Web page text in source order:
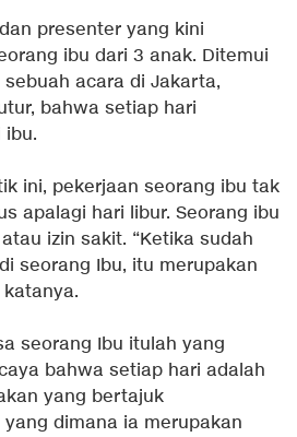
presenter yang kini
ibu dari 3 anak. Ditemui
acara di Jakarta,
bahwa setiap hari
ibu.
ini, pekerjaan seorang ibu tak
apalagi hari libur. Seorang ibu
izin sakit. “Ketika sudah
seorang Ibu, itu merupakan
seorang Ibu itulah yang
bahwa setiap hari adalah
yang bertajuk
yang dimana ia merupakan